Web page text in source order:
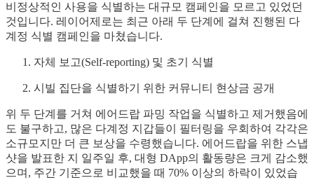
비정상적인 사용을 식별하는 대규모 캠페인을 모르고 있었던
것입니다. 레이어제로는 최근 아래 두 단계에 걸쳐 진행된 다
계정 식별 캠페인을 마쳤습니다.
자체 보고(Self-reporting) 및 초기 식별
시빌 집단을 식별하기 위한 커뮤니티 현상금 공개
위 두 단계를 거쳐 에어드랍 파밍 작업을 식별하고 제거했음에
도 불구하고, 많은 다계정 지갑들이 필터링을 우회하여 각각은
소규모지만 더 큰 보상을 수령했습니다. 에어드랍을 위한 스냅
샷을 발표한 지 일주일 후, 대형 DApp의 활동량은 크게 감소했
으며, 주간 기준으로 비교했을 때 70% 이상의 하락이 있었습